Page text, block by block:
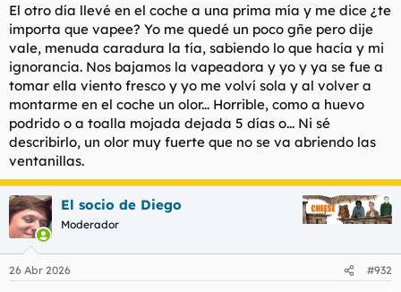
El otro día llevé en el coche a una prima mía y me dice ¿te
importa que vapee? Yo me quedé un poco gñe pero dije
vale, menuda caradura la tía, sabiendo lo que hacía y mi
ignorancia. Nos bajamos la vapeadora y yo y ya se fue a
tomar ella viento fresco y yo me volví sola y al volver a
montarme en el coche un olor... Horrible, como a huevo
podrido o a toalla mojada dejada 5 días o... Ni sé
describirlo, un olor muy fuerte que no se va abriendo las
ventanillas.
El socio de Diego
Moderador
26 Abr 2026 #932